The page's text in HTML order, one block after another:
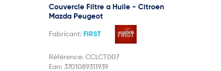
Couvercle Filtre a Huile - Citroen
Mazda Peugeot
Fabricant: FIRST
Référence: CCLCT007
Ean: 3701089311939